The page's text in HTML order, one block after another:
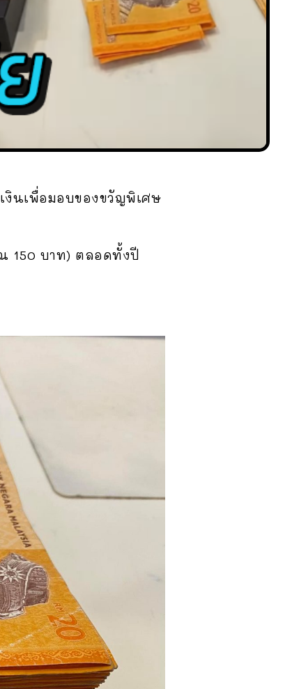
นเพื่อมอบของขวัญพิเศษ
150 บาท) ตลอดทั้งปี